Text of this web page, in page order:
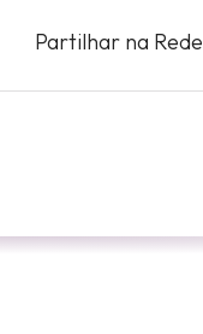
Partilhar na Rede